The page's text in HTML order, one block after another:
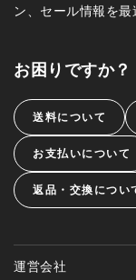
ン、セール情報を最
お困りですか？
送料について
お支払いについて
返品・交換につい
運営会社